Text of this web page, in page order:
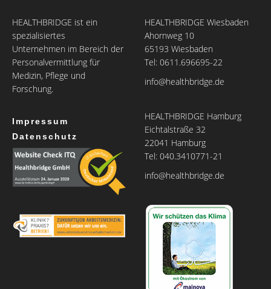
HEALTHBRIDGE ist ein
spezialisiertes
Unternehmen im Bereich der
Personalvermittlung für
Medizin, Pflege und
Forschung.
Impressum
Datenschutz
HEALTHBRIDGE Wiesbaden
Ahornweg 10
65193 Wiesbaden
Tel: 0611.696695-22
info@healthbridge.de
HEALTHBRIDGE Hamburg
Eichtalstraße 32
22041 Hamburg
Tel: 040.3410771-21
info@healthbridge.de